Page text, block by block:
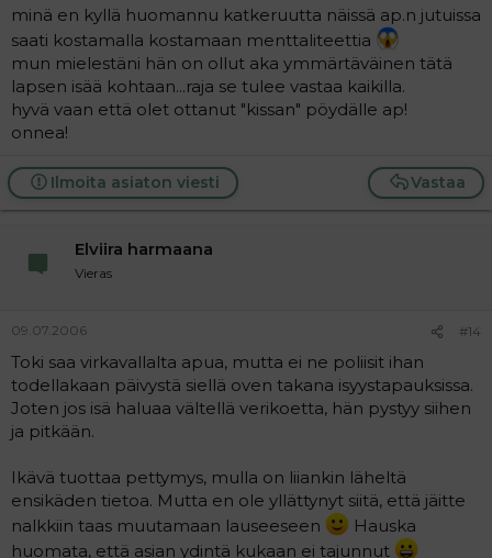
miehelle oman katkeruutesi.
Koska katkeruus teksissä paistaa liian helposti läpi. Ja
komenttisi juuri "Joutuu maksamaan viideltä vuodelta
takautuvasti" kertoo paljon siitä kuinka paljon haluat
hänelle kostaa.
minä en kyllä huomannu katkeruutta näissä ap.n jutuissa
saati kostamalla kostamaan menttaliteettia
mun mielestäni hän on ollut aka ymmärtäväinen tätä
lapsen isää kohtaan...raja se tulee vastaa kaikilla.
hyvä vaan että olet ottanut "kissan" pöydälle ap!
onnea!
Vastaa
Ilmoita asiaton viesti
Elviira harmaana
Vieras
09.07.2006 #14
Toki saa virkavallalta apua, mutta ei ne poliisit ihan
todellakaan päivystä siellä oven takana isyystapauksissa.
Joten jos isä haluaa vältellä verikoetta, hän pystyy siihen
ja pitkään.
Ikävä tuottaa pettymys, mulla on liiankin läheltä
ensikäden tietoa. Mutta en ole yllättynyt siitä, että jäitte
nalkkiin taas muutamaan lauseeseen
Hauska
huomata, että asian ydintä kukaan ei tajunnut